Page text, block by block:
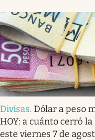
Divisas. Dólar a peso
HOY: a cuánto cerró
este viernes 7 de